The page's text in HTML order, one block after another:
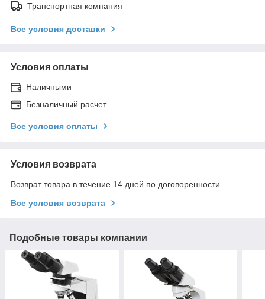
Транспортная компания
Все условия доставки
Условия оплаты
Наличными
Безналичный расчет
Все условия оплаты
Условия возврата
Возврат товара в течение 14 дней по договоренности
Все условия возврата
Подобные товары компании